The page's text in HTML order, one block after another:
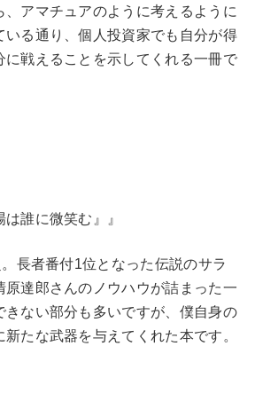
、アマチュアのように考えるように
いる通り、個人投資家でも自分が得
に戦えることを示してくれる一冊で
誰に微笑む』』
長者番付1位となった伝説のサラ
原達郎さんのノウハウが詰まった一
きない部分も多いですが、僕自身の
たな武器を与えてくれた本です。